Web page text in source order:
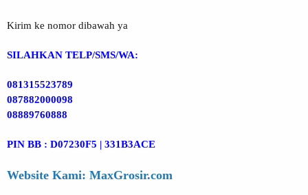
Kirim ke nomor dibawah ya
SILAHKAN TELP/SMS/WA:
081315523789
087882000098
08889760888
PIN BB : D07230F5 | 331B3ACE
Website Kami: MaxGrosir.com